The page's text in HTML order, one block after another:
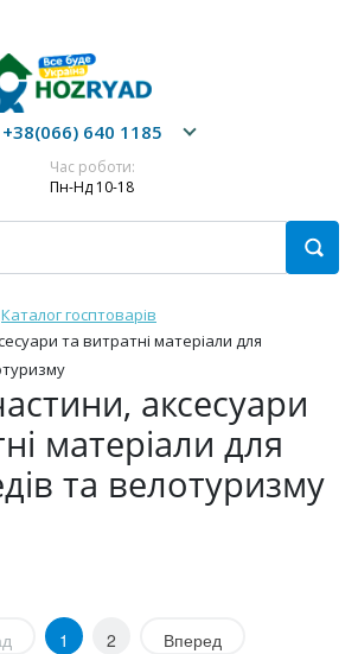
+38(066) 640 1185
Час роботи:
Пн-Нд 10-18
Каталог госптоварів
та витратні матеріали для
аксесуари
матеріали для
та велотуризму
1 2 Вперед